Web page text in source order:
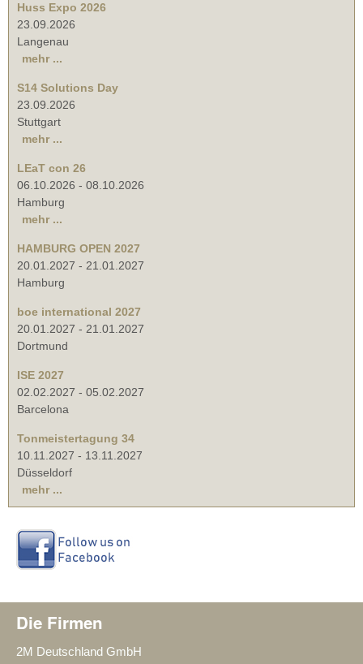
Huss Expo 2026
23.09.2026
Langenau
mehr ...
S14 Solutions Day
23.09.2026
Stuttgart
mehr ...
LEaT con 26
06.10.2026 - 08.10.2026
Hamburg
mehr ...
HAMBURG OPEN 2027
20.01.2027 - 21.01.2027
Hamburg
boe international 2027
20.01.2027 - 21.01.2027
Dortmund
ISE 2027
02.02.2027 - 05.02.2027
Barcelona
Tonmeistertagung 34
10.11.2027 - 13.11.2027
Düsseldorf
mehr ...
Die Firmen
2M Deutschland GmbH